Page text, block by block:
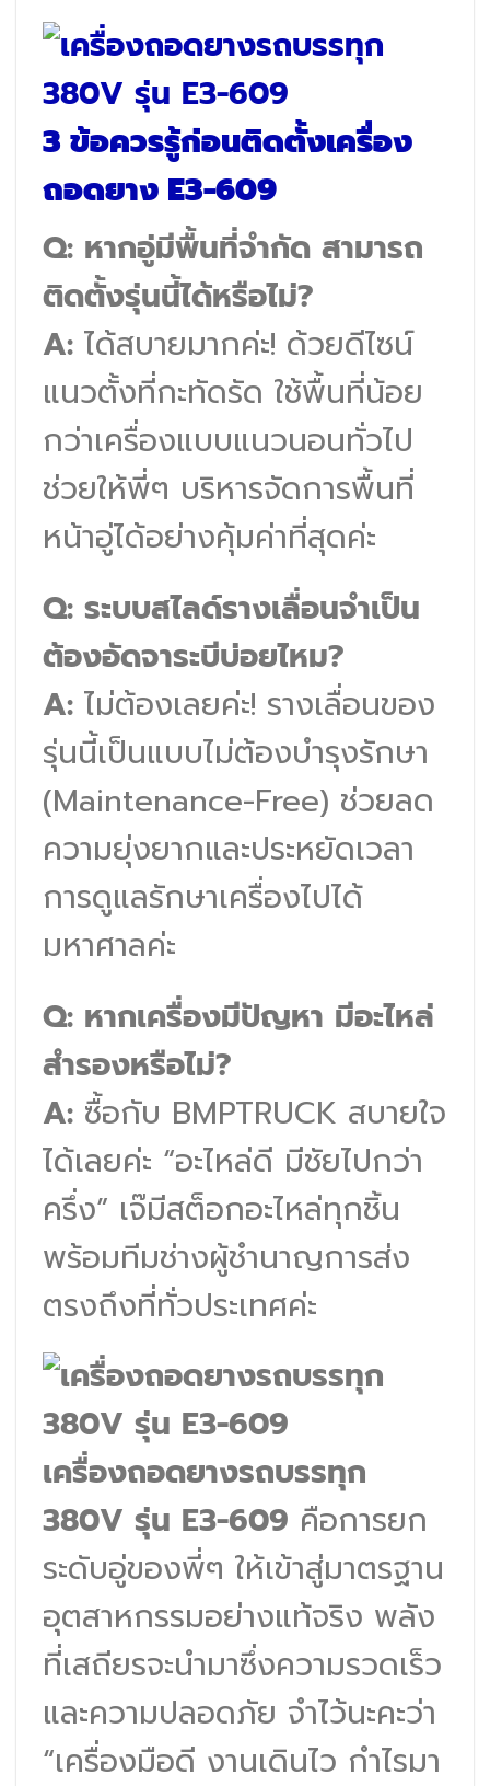
3 ข้อควรรู้ก่อนติดตั้งเครื่อง
ถอดยาง E3-609
Q: หากอู่มีพื้นที่จำกัด สามารถ
ติดตั้งรุ่นนี้ได้หรือไม่?
A: ได้สบายมากค่ะ! ด้วยดีไซน์
แนวตั้งที่กะทัดรัด ใช้พื้นที่น้อย
กว่าเครื่องแบบแนวนอนทั่วไป
ช่วยให้พี่ๆ บริหารจัดการพื้นที่
หน้าอู่ได้อย่างคุ้มค่าที่สุดค่ะ
Q: ระบบสไลด์รางเลื่อนจำเป็น
ต้องอัดจาระบีบ่อยไหม?
A: ไม่ต้องเลยค่ะ! รางเลื่อนของ
รุ่นนี้เป็นแบบไม่ต้องบำรุงรักษา
(Maintenance-Free) ช่วยลด
ความยุ่งยากและประหยัดเวลา
การดูแลรักษาเครื่องไปได้
มหาศาลค่ะ
Q: หากเครื่องมีปัญหา มีอะไหล่
สำรองหรือไม่?
A: ซื้อกับ BMPTRUCK สบายใจ
ได้เลยค่ะ “อะไหล่ดี มีชัยไปกว่า
ครึ่ง” เจ๊มีสต็อกอะไหล่ทุกชิ้น
พร้อมทีมช่างผู้ชำนาญการส่ง
ตรงถึงที่ทั่วประเทศค่ะ
เครื่องถอดยางรถบรรทุก
380V รุ่น E3-609 คือการยก
ระดับอู่ของพี่ๆ ให้เข้าสู่มาตรฐาน
อุตสาหกรรมอย่างแท้จริง พลัง
ที่เสถียรจะนำมาซึ่งความรวดเร็ว
และความปลอดภัย จำไว้นะคะว่า
“เครื่องมือดี งานเดินไว กำไรมา